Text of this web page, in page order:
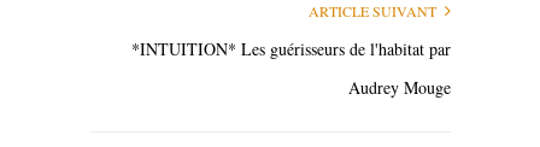
ARTICLE SUIVANT
*INTUITION* Les guérisseurs de l'habitat par
Audrey Mouge